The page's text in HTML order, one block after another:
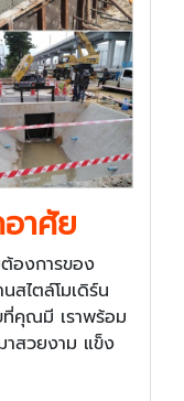
าศัย
ต้องการของ
นสไตล์โมเดิร์น
คุณมี เราพร้อม
าสวยงาม แข็ง